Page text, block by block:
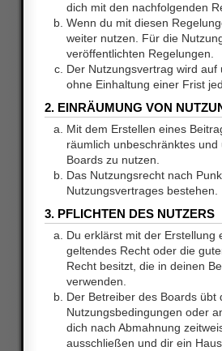
dich mit den nachfolgenden
Wenn du mit diesen
weiter nutzen. Für die
veröffentlichten Regelungen.
Der Nutzungsvertrag wird
ohne Einhaltung einer Frist
2. EINRÄUMUNG VON
Mit dem Erstellen eines
räumlich unbeschränktes
Boards zu nutzen.
Das Nutzungsrecht nach
Nutzungsvertrages bestehen.
3. PFLICHTEN DES NUTZERS
Du erklärst mit der Erstellung
geltendes Recht oder die
Recht besitzt, die in deinen
verwenden.
Der Betreiber des Boards
Nutzungsbedingungen oder
dich nach Abmahnung
ausschließen und dir ein